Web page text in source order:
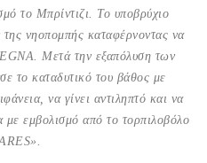
το Μπρίντιζι. Το υποβρύχιο
της νηοπομπής καταφέρνοντας να
Μετά την εξαπόλυση των
το καταδυτικό του βάθος με
να γίνει αντιληπτό και να
με εμβολισμό από το τορπιλοβόλο